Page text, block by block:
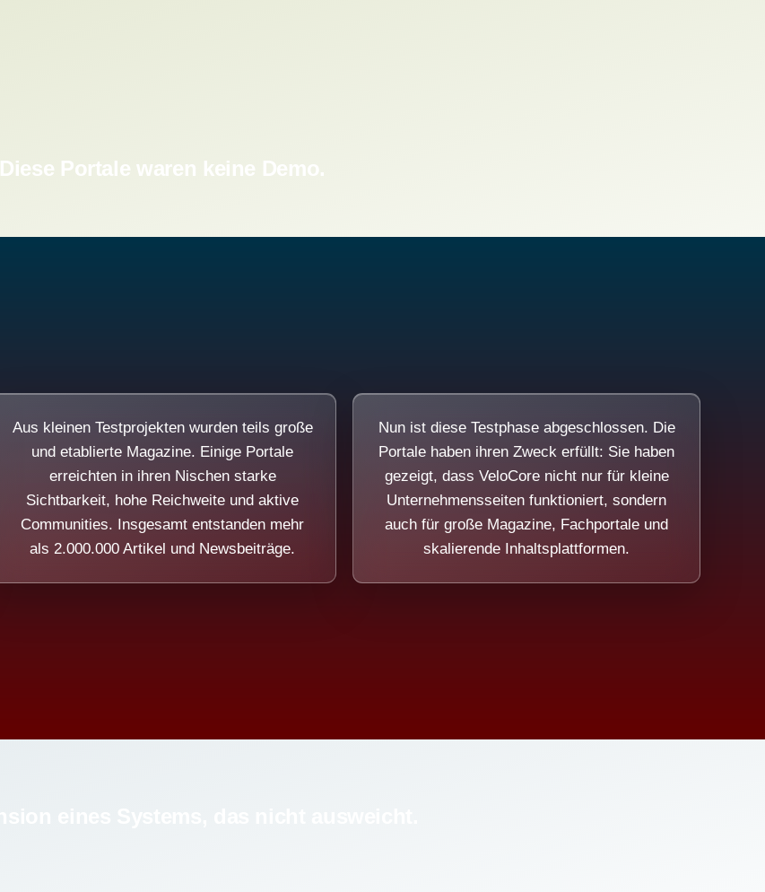
Diese Portale waren keine Demo.
Aus kleinen Testprojekten wurden teils große
und etablierte Magazine. Einige Portale
erreichten in ihren Nischen starke
Sichtbarkeit, hohe Reichweite und aktive
Communities. Insgesamt entstanden mehr
als 2.000.000 Artikel und Newsbeiträge.
Nun ist diese Testphase abgeschlossen. Die
Portale haben ihren Zweck erfüllt: Sie haben
gezeigt, dass VeloCore nicht nur für kleine
Unternehmensseiten funktioniert, sondern
auch für große Magazine, Fachportale und
skalierende Inhaltsplattformen.